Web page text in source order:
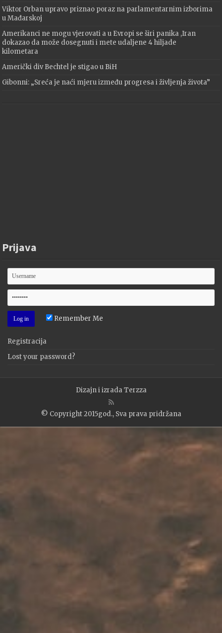
Viktor Orban upravo priznao poraz na parlamentarnim izborima
u Mađarskoj
Amerikanci ne mogu vjerovati a u Evropi se širi panika ,Iran
dokazao da može dosegnuti i mete udaljene 4 hiljade
kilometara
Američki div Bechtel je stigao u BiH
Gibonni: „Sreća je naći mjeru između progresa i življenja života”
Prijava
Remember Me
Registracija
Lost your password?
Dizajn i izradaTerzza
© Copyright 2015god., Sva prava pridržana